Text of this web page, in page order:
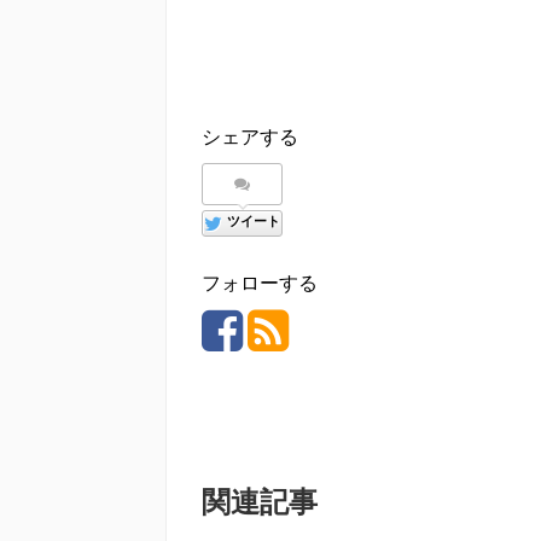
シェアする
ツイート
フォローする
関連記事